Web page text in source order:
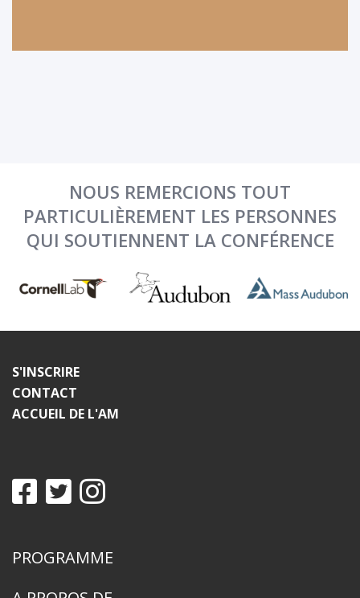
NOUS REMERCIONS TOUT
PARTICULIÈREMENT LES PERSONNES
QUI SOUTIENNENT LA CONFÉRENCE
S'INSCRIRE
CONTACT
ACCUEIL DE L'AM
PROGRAMME